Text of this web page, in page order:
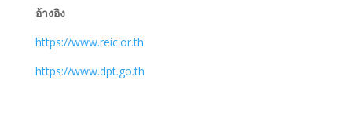
อ้างอิง
https://www.reic.or.th
https://www.dpt.go.th